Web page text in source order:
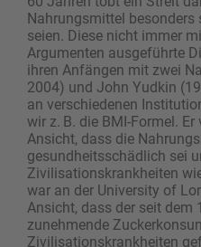
Nahrungsmittel besonders
seien. Diese nicht immer
Argumenten ausgeführte
ihren Anfängen mit zwei
2004) und John Yudkin
an verschiedenen
wir z. B. die BMI-Formel.
Ansicht, dass die
gesundheitsschädlich sei
Zivilisationskrankheiten
war an der University of
Ansicht, dass der seit dem
zunehmende
Zivilisationskrankheiten